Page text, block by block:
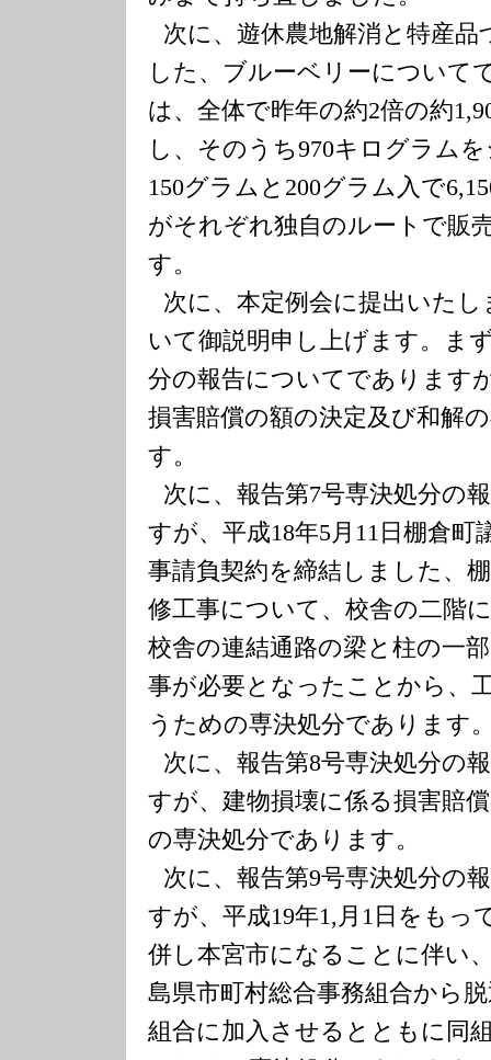
次に、遊休農地解消と特産
した、ブルーベリーについて
は、全体で昨年の約2倍の約
し、そのうち970キログラム
150グラムと 200グラム入で
がそれぞれ独自のルートで販
す。
次に、本定例会に提出いた
いて御説明申し上げます。ま
分の報告についてであります
損害賠償の額の決定及び和解
す。
次に、報告第7号専決処分の
すが、平成18年5月 11 日棚倉町
事請負契約を締結しました、
修工事について、校舎の二階
校舎の連結通路の梁と柱の一
事が必要となったことから、
うための専決処分であります
次に、報告第8号専決処分の
すが、建物損壊に係る損害賠
の専決処分であります。
次に、報告第9号専決処分の
すが、平成19年1, 月 1 日をもっ
併し本宮市になることに伴い
島県市町村総合事務組合から
組合に加入させるとともに同